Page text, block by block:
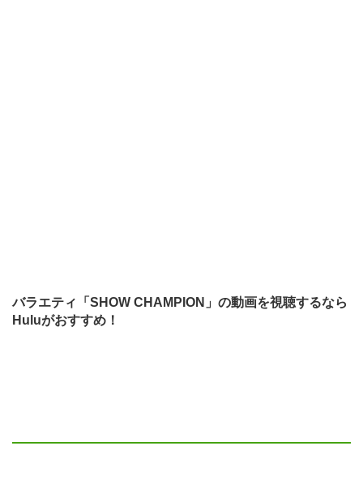
バラエティ「SHOW CHAMPION」の動画を視聴するなら
Huluがおすすめ！